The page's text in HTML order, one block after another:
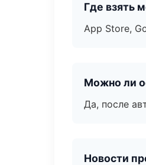
Где взять
App Store,
Можно ли
Да, после
Новости